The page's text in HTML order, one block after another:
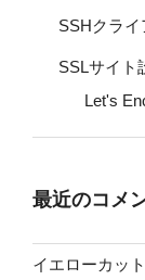
SSHクライ
SSLサイト
Let's
最近のコメ
イエローカッ